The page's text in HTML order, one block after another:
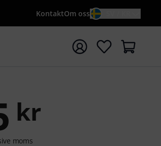
KontaktOm oss
{searchTerm}
kr
moms